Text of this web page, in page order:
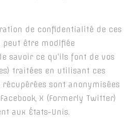
de confidentialité de ces
peut être modifiée
savoir ce qu’ils font de vos
traitées en utilisant ces
récupérées sont anonymisées
X (Formerly Twitter)
aux États-Unis.